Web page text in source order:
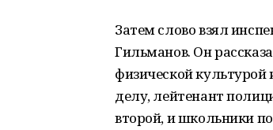
Затем слово взял
Гильманов. Он
физической культурой
делу, лейтенант
второй, и школьники